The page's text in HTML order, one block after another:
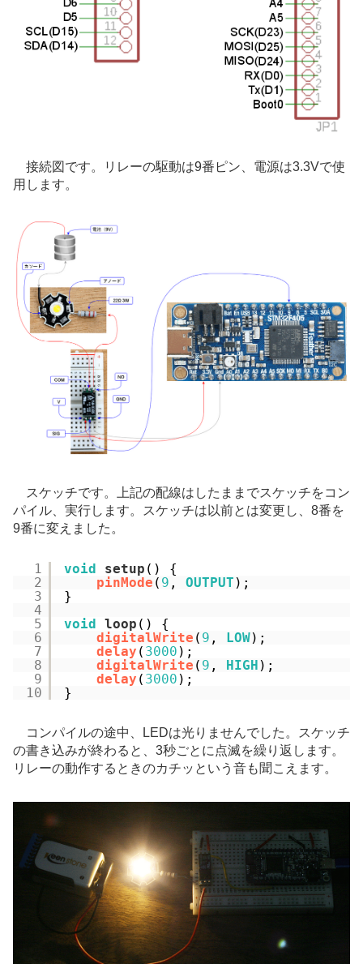
接続図です。リレーの駆動は9番ピン、電源は3.3Vで使
用します。
スケッチです。上記の配線はしたままでスケッチをコン
パイル、実行します。スケッチは以前とは変更し、8番を
9番に変えました。
1
2
3
4
5
6
7
8
9
10
void setup () {
pinMode ( 9 , OUTPUT );
}
void loop () {
digitalWrite ( 9 , LOW);
delay ( 3000 );
digitalWrite ( 9 , HIGH );
delay ( 3000 );
}
コンパイルの途中、LEDは光りませんでした。スケッチ
の書き込みが終わると、3秒ごとに点滅を繰り返します。
リレーの動作するときのカチッという音も聞こえます。